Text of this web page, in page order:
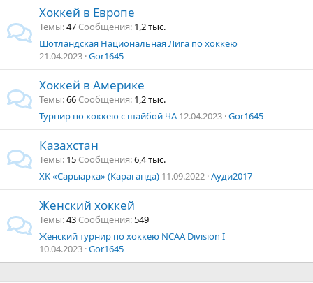
Хоккей в Европе
Темы 47 Сообщения 1,2 тыс.
Шотландская Национальная Лига по хоккею
21.04.2023 Gor1645
Хоккей в Америке
Темы 66 Сообщения 1,2 тыс.
Турнир по хоккею с шайбой ЧА 12.04.2023 Gor1645
Казахстан
Темы 15 Сообщения 6,4 тыс.
ХК «Сарыарка» (Караганда) 11.09.2022 Ауди2017
Женский хоккей
Темы 43 Сообщения 549
Женский турнир по хоккею NCAA Division I
10.04.2023 Gor1645